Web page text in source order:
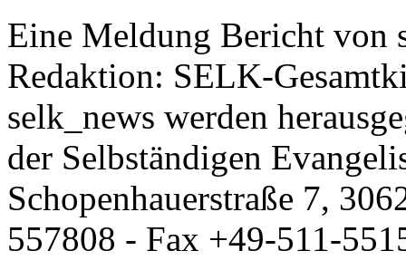
Eine Meldung Bericht von
Redaktion: SELK-
selk_news werden
der Selbständigen
Schopenhauerstraße 7,
557808 - Fax +49-511-